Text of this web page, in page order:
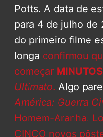
Potts. A data de
para 4 de julho de
do primeiro filme
longa confirmou
começar MINUTOS
Ultimato. Algo
América: Guerra
Homem-Aranha:
CINCO novos